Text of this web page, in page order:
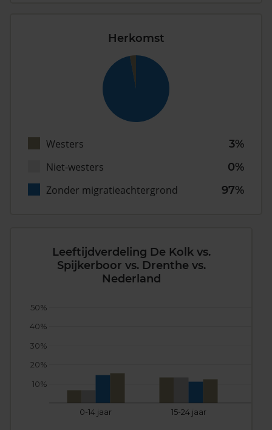
Herkomst
Westers
3%
Niet-westers
0%
Zonder migratieachtergrond
97%
Leeftijdverdeling De Kolk vs.
Spijkerboor vs. Drenthe vs.
Nederland
0-14 jaar 15-24 jaar
10%
20%
30%
40%
50%